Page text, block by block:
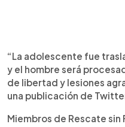
“La adolescente fue
y el hombre será
de libertad y lesiones
una publicación de
Miembros de Rescate sin